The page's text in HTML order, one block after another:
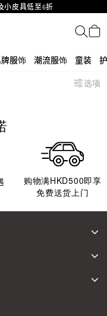
小皮具低至6折
限时原价低至75折!
低至6折，立即入手!
、CHANEL及LV专区！
费！
服饰 潮流服饰 童装
选项
购物满HKD500即享
免费送货上门